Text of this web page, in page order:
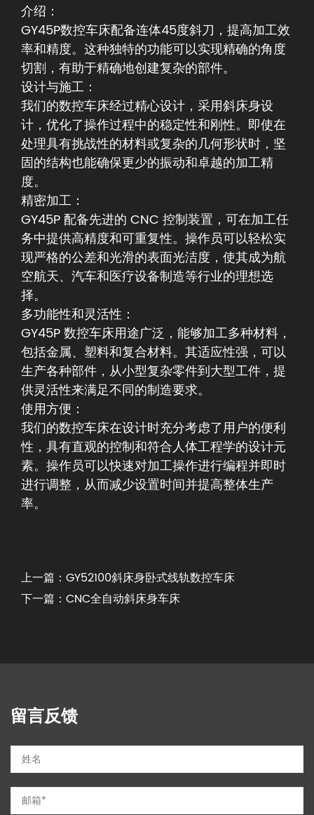
介绍：
GY45P数控车床配备连体45度斜刀，提高加工效
率和精度。这种独特的功能可以实现精确的角度
切割，有助于精确地创建复杂的部件。
设计与施工：
我们的数控车床经过精心设计，采用斜床身设
计，优化了操作过程中的稳定性和刚性。即使在
处理具有挑战性的材料或复杂的几何形状时，坚
固的结构也能确保更少的振动和卓越的加工精
度。
精密加工：
GY45P 配备先进的 CNC 控制装置，可在加工任
务中提供高精度和可重复性。操作员可以轻松实
现严格的公差和光滑的表面光洁度，使其成为航
空航天、汽车和医疗设备制造等行业的理想选
择。
多功能性和灵活性：
GY45P 数控车床用途广泛，能够加工多种材料，
包括金属、塑料和复合材料。其适应性强，可以
生产各种部件，从小型复杂零件到大型工件，提
供灵活性来满足不同的制造要求。
使用方便：
我们的数控车床在设计时充分考虑了用户的便利
性，具有直观的控制和符合人体工程学的设计元
素。操作员可以快速对加工操作进行编程并即时
进行调整，从而减少设置时间并提高整体生产
率。
上一篇：GY52100斜床身卧式线轨数控车床
下一篇：CNC全自动斜床身车床
留言反馈